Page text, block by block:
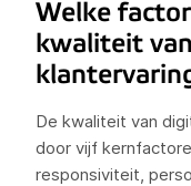
Welke
kwaliteit
De kwaliteit van
door vijf
responsiviteit,